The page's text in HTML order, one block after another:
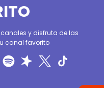
y disfruta de las
canal favorito